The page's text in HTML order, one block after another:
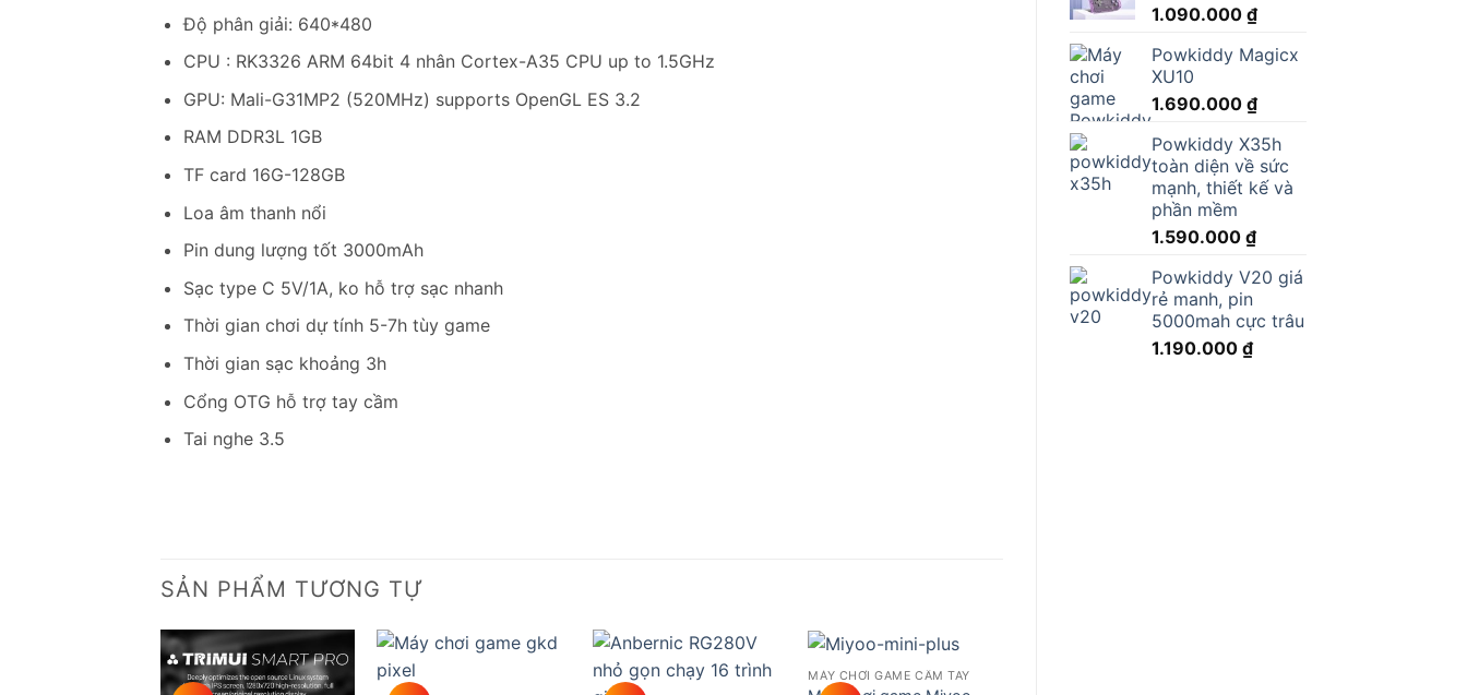
1.090.000 ₫
Powkiddy Magicx
XU10
1.690.000 ₫
Powkiddy X35h
toàn diện về sức
mạnh, thiết kế và
phần mềm
1.590.000 ₫
Powkiddy V20 giá
rẻ manh, pin
5000mah cực trâu
1.190.000 ₫
Độ phân giải: 640*480
CPU : RK3326 ARM 64bit 4 nhân Cortex-A35 CPU up to 1.5GHz
GPU: Mali-G31MP2 (520MHz) supports OpenGL ES 3.2
RAM DDR3L 1GB
TF card 16G-128GB
Loa âm thanh nổi
Pin dung lượng tốt 3000mAh
Sạc type C 5V/1A, ko hỗ trợ sạc nhanh
Thời gian chơi dự tính 5-7h tùy game
Thời gian sạc khoảng 3h
Cổng OTG hỗ trợ tay cầm
Tai nghe 3.5
SẢN PHẨM TƯƠNG TỰ
Add to
Add to
MÁY CHƠI GAME CẦM TAY